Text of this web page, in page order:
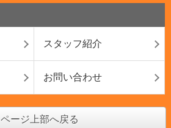
スタッフ紹介
お問い合わせ
ページ上部へ戻る